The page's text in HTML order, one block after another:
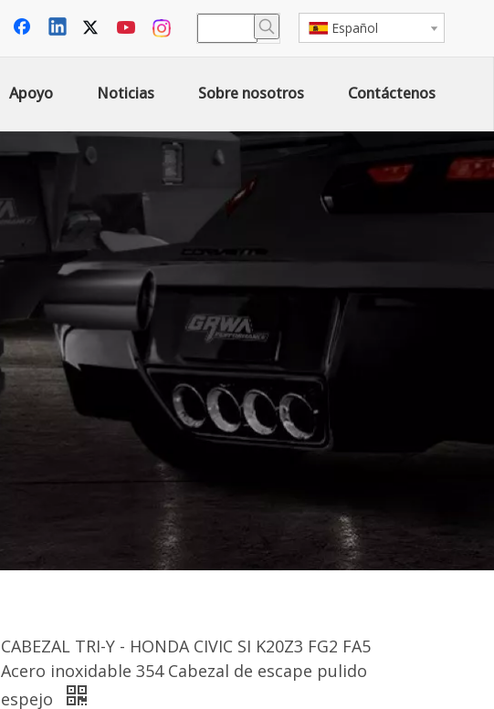
Español
Apoyo Noticias Sobre nosotros Contáctenos
CABEZAL TRI-Y - HONDA CIVIC SI K20Z3 FG2 FA5
Acero inoxidable 354 Cabezal de escape pulido
espejo